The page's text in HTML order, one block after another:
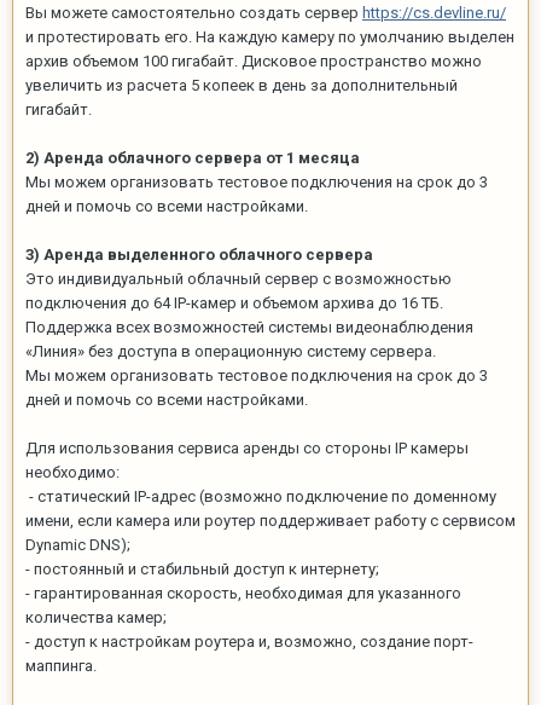
Вы можете самостоятельно создать сервер https://cs.devline.ru/
и протестировать его. На каждую камеру по умолчанию выделен
архив объемом 100 гигабайт. Дисковое пространство можно
увеличить из расчета 5 копеек в день за дополнительный
гигабайт.
2) Аренда облачного сервера от 1 месяца
Мы можем организовать тестовое подключения на срок до 3
дней и помочь со всеми настройками.
3) Аренда выделенного облачного сервера
Это индивидуальный облачный сервер с возможностью
подключения до 64 IP-камер и объемом архива до 16 ТБ.
Поддержка всех возможностей системы видеонаблюдения
«Линия» без доступа в операционную систему сервера.
Мы можем организовать тестовое подключения на срок до 3
дней и помочь со всеми настройками.
Для использования сервиса аренды со стороны IP камеры
необходимо:
- статический IP-адрес (возможно подключение по доменному
имени, если камера или роутер поддерживает работу с сервисом
Dynamic DNS);
- постоянный и стабильный доступ к интернету;
- гарантированная скорость, необходимая для указанного
количества камер;
- доступ к настройкам роутера и, возможно, создание порт-
маппинга.